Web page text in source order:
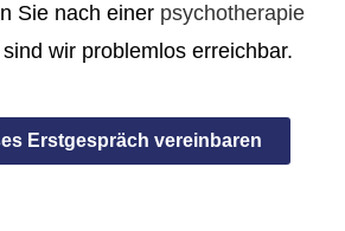
Sie nach einer psychotherapie
wir problemlos erreichbar.
Erstgespräch vereinbaren